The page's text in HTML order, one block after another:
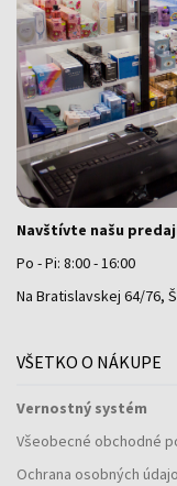
Navštívte našu
Po - Pi: 8:00 - 16:00
Na Bratislavskej 64/76,
VŠETKO O NÁKUPE
Vernostný systém
Všeobecné obchodné
Ochrana osobných